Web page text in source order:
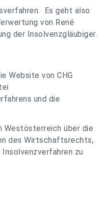
Es geht also
von René
der Insolvenzgläubiger.
Website von CHG
und die
Westösterreich über die
des Wirtschaftsrechts,
zu